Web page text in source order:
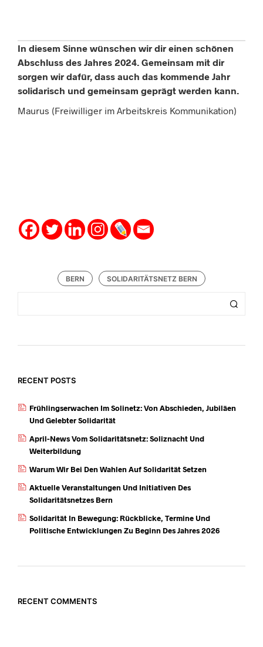
In diesem Sinne wünschen wir dir einen schönen
Abschluss des Jahres 2024. Gemeinsam mit dir
sorgen wir dafür, dass auch das kommende Jahr
solidarisch und gemeinsam geprägt werden kann.
Maurus (Freiwilliger im Arbeitskreis Kommunikation)
BERN SOLIDARITÄTSNETZ BERN
RECENT POSTS
Frühlingserwachen Im Solinetz: Von Abschieden, Jubiläen
Und Gelebter Solidarität
April-News Vom Solidaritätsnetz: Soliznacht Und
Weiterbildung
Warum Wir Bei Den Wahlen Auf Solidarität Setzen
Aktuelle Veranstaltungen Und Initiativen Des
Solidaritätsnetzes Bern
Solidarität In Bewegung: Rückblicke, Termine Und
Politische Entwicklungen Zu Beginn Des Jahres 2026
RECENT COMMENTS